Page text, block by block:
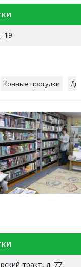
19
Конные прогулки
тракт, д. 77